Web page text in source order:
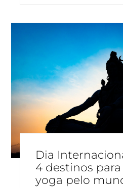
Dia
4 destinos
yoga pelo